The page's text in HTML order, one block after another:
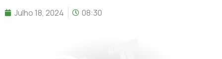
Julho 18, 2024 08:30